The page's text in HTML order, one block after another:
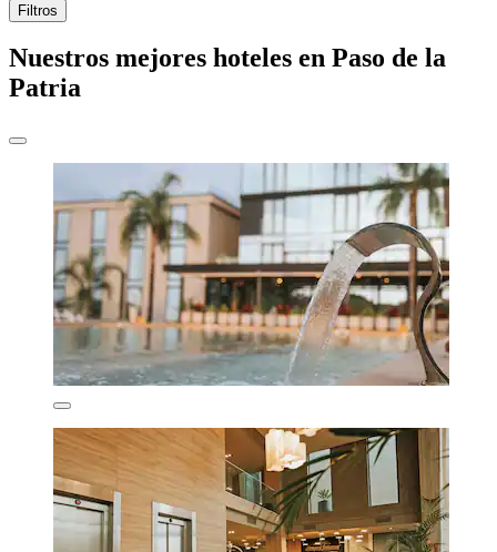
Filtros
Nuestros mejores hoteles en Paso de la
Patria